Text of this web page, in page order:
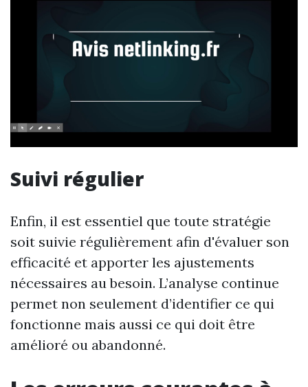
Suivi régulier
Enfin, il est essentiel que toute stratégie
soit suivie régulièrement afin d'évaluer son
efficacité et apporter les ajustements
nécessaires au besoin. L’analyse continue
permet non seulement d’identifier ce qui
fonctionne mais aussi ce qui doit être
amélioré ou abandonné.